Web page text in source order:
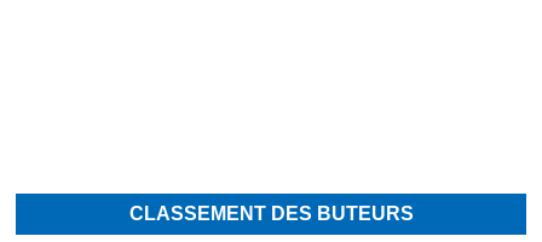
CLASSEMENT DES BUTEURS